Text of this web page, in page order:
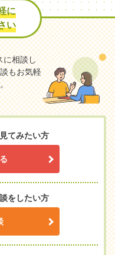
に
い
に相談し
もお気軽
てみたい方
をしたい方